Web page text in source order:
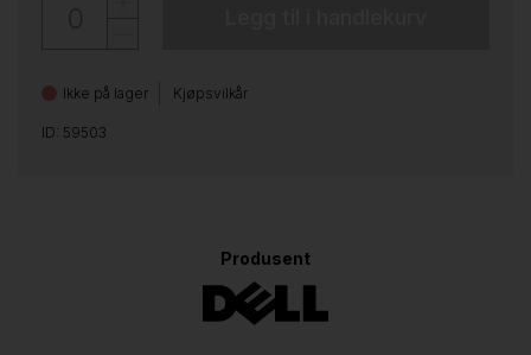
Ikke på lager Kjøpsvilkår
ID: 59503
Produsent